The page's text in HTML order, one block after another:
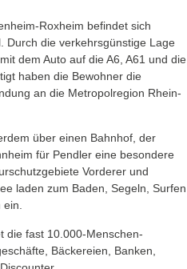
Roxheim befindet sich
Durch die verkehrsgünstige Lage
dem Auto auf die A6, A61 und die
haben die Bewohner die
an die Metropolregion Rhein-
über einen Bahnhof, der
für Pendler eine besondere
Vorderer und
laden zum Baden, Segeln, Surfen
ein.
die fast 10.000-Menschen-
Bäckereien, Banken,